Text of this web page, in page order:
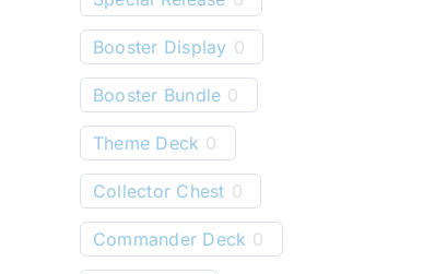
Booster Display 0
Booster Bundle 0
Theme Deck 0
Collector Chest 0
Commander Deck 0